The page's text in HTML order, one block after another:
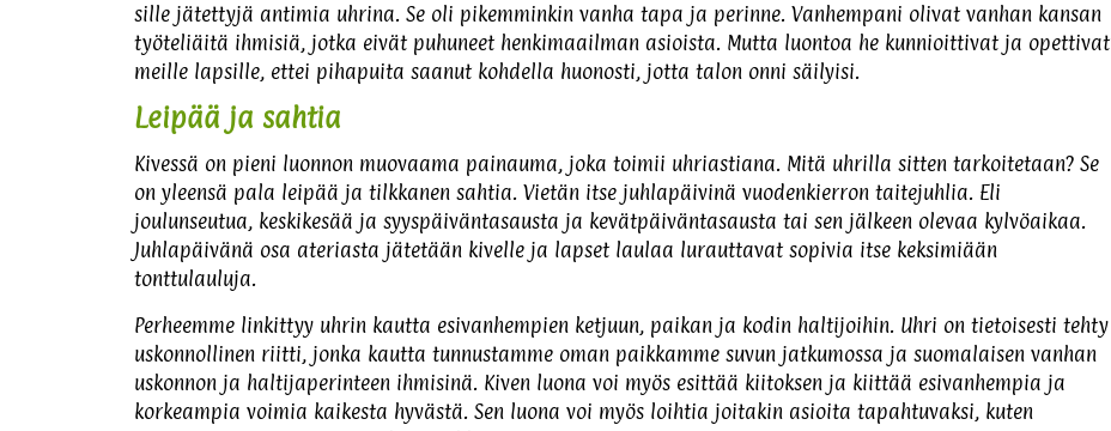
sille jätettyjä antimia uhrina. Se oli pikemminkin vanha tapa ja perinne. Vanhempani olivat vanhan kansan
työteliäitä ihmisiä, jotka eivät puhuneet henkimaailman asioista. Mutta luontoa he kunnioittivat ja opettivat
meille lapsille, ettei pihapuita saanut kohdella huonosti, jotta talon onni säilyisi.
Leipää ja sahtia
Kivessä on pieni luonnon muovaama painauma, joka toimii uhriastiana. Mitä uhrilla sitten tarkoitetaan? Se
on yleensä pala leipää ja tilkkanen sahtia. Vietän itse juhlapäivinä vuodenkierron taitejuhlia. Eli
joulunseutua, keskikesää ja syyspäiväntasausta ja kevätpäiväntasausta tai sen jälkeen olevaa kylvöaikaa.
Juhlapäivänä osa ateriasta jätetään kivelle ja lapset laulaa lurauttavat sopivia itse keksimiään
tonttulauluja.
Perheemme linkittyy uhrin kautta esivanhempien ketjuun, paikan ja kodin haltijoihin. Uhri on tietoisesti tehty
uskonnollinen riitti, jonka kautta tunnustamme oman paikkamme suvun jatkumossa ja suomalaisen vanhan
uskonnon ja haltijaperinteen ihmisinä. Kiven luona voi myös esittää kiitoksen ja kiittää esivanhempia ja
korkeampia voimia kaikesta hyvästä. Sen luona voi myös loihtia joitakin asioita tapahtuvaksi, kuten